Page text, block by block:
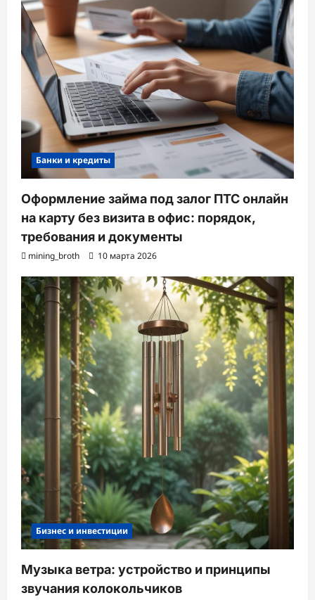
Банки и кредиты
Оформление займа под залог ПТС онлайн
на карту без визита в офис: порядок,
требования и документы
mining_broth 10 марта 2026
Бизнес и инвестиции
Музыка ветра: устройство и принципы
звучания колокольчиков